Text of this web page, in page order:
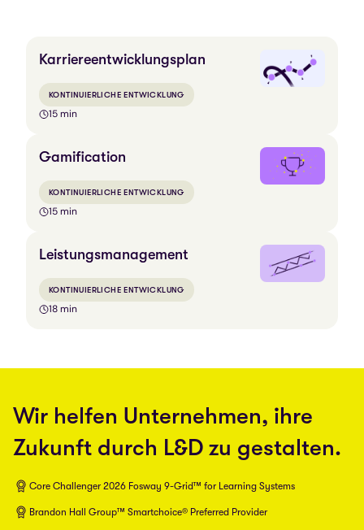
KONTINUIERLICHE ENTWICKLUNG
15 min
Karriereentwicklungsplan
KONTINUIERLICHE ENTWICKLUNG
15 min
Gamification
KONTINUIERLICHE ENTWICKLUNG
18 min
Leistungsmanagement
Wir helfen Unternehmen, ihre
Zukunft durch L&D zu gestalten.
Core Challenger 2026 Fosway 9-Grid™ for Learning Systems
Brandon Hall Group™ Smartchoice® Preferred Provider